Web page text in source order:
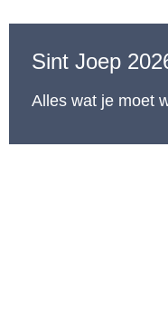
Sint Joep
Alles wat je moet